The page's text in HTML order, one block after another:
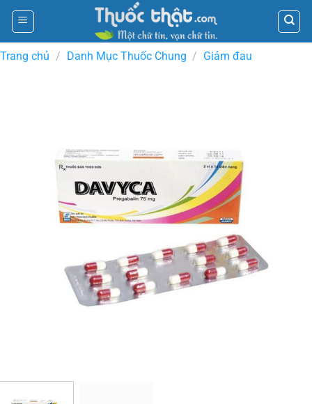
Skip
content
Trang chủ / Danh Mục Thuốc Chung / Giảm đau